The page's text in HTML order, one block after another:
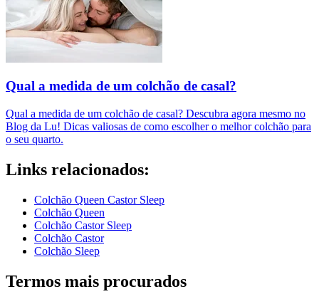
Qual a medida de um colchão de casal?
Qual a medida de um colchão de casal? Descubra agora mesmo no
Blog da Lu! Dicas valiosas de como escolher o melhor colchão para
o seu quarto.
Links relacionados:
Colchão Queen Castor Sleep
Colchão Queen
Colchão Castor Sleep
Colchão Castor
Colchão Sleep
Termos mais procurados